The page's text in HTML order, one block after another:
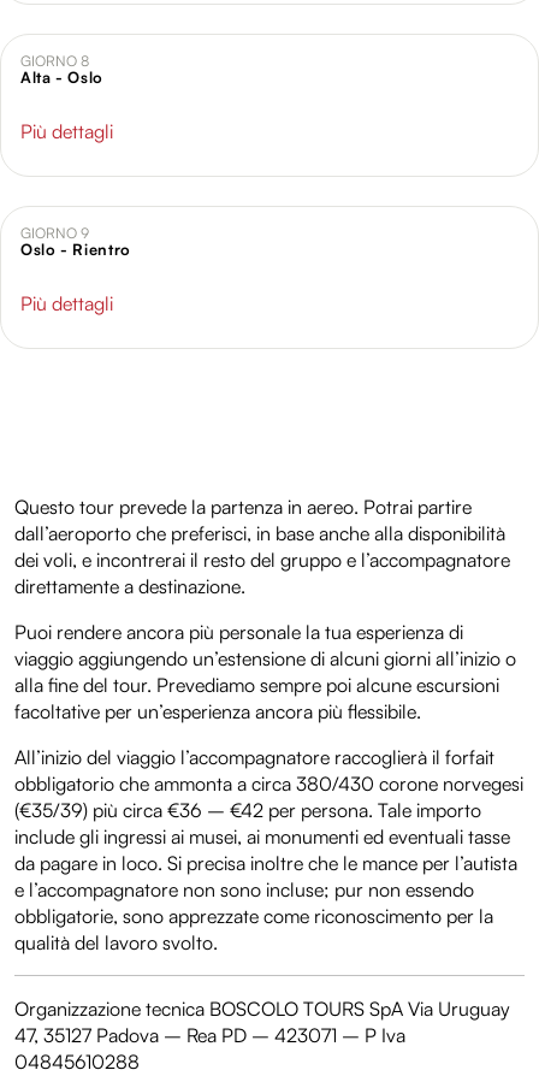
GIORNO 8
Alta - Oslo
Più dettagli
GIORNO 9
Oslo - Rientro
Più dettagli
Questo tour prevede la partenza in aereo. Potrai partire
dall’aeroporto che preferisci, in base anche alla disponibilità
dei voli, e incontrerai il resto del gruppo e l’accompagnatore
direttamente a destinazione.
Puoi rendere ancora più personale la tua esperienza di
viaggio aggiungendo un’estensione di alcuni giorni all’inizio o
alla fine del tour. Prevediamo sempre poi alcune escursioni
facoltative per un’esperienza ancora più flessibile.
All’inizio del viaggio l’accompagnatore raccoglierà il forfait
obbligatorio che ammonta a circa 380/430 corone norvegesi
(€35/39) più circa €36 – €42 per persona. Tale importo
include gli ingressi ai musei, ai monumenti ed eventuali tasse
da pagare in loco. Si precisa inoltre che le mance per l’autista
e l’accompagnatore non sono incluse; pur non essendo
obbligatorie, sono apprezzate come riconoscimento per la
qualità del lavoro svolto.
Organizzazione tecnica BOSCOLO TOURS SpA Via Uruguay
47, 35127 Padova – Rea PD – 423071 – P Iva
04845610288